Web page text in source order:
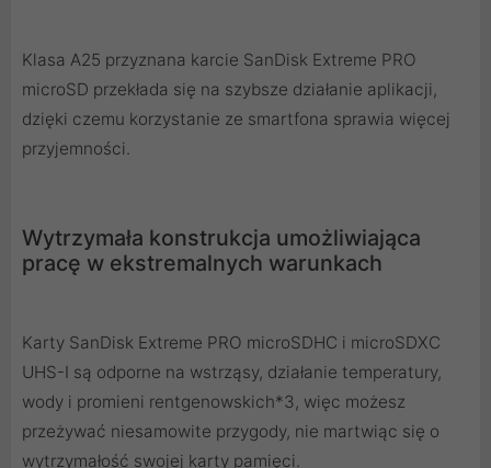
Klasa A25 przyznana karcie SanDisk Extreme PRO
microSD przekłada się na szybsze działanie aplikacji,
dzięki czemu korzystanie ze smartfona sprawia więcej
przyjemności.
Wytrzymała konstrukcja umożliwiająca
pracę w ekstremalnych warunkach
Karty SanDisk Extreme PRO microSDHC i microSDXC
UHS-I są odporne na wstrząsy, działanie temperatury,
wody i promieni rentgenowskich*3, więc możesz
przeżywać niesamowite przygody, nie martwiąc się o
wytrzymałość swojej karty pamięci.